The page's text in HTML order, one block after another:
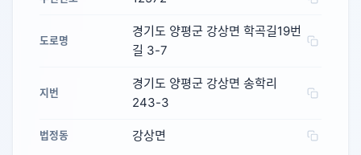
도로명
경기도 양평군 강상면 학곡길19번
길 3-7
지번
경기도 양평군 강상면 송학리
243-3
법정동 강상면